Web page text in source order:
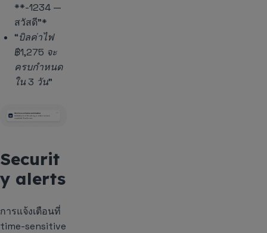
**-1234 —
สวัสดี”*
“บิลค่าไฟ
฿1,275 จะ
ครบกำหนด
ใน 3 วัน”
Securit
y alerts
การแจ้งเตือนที่
time-sensitive